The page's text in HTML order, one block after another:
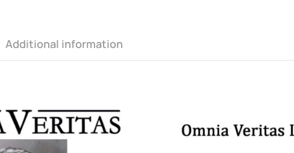
Additional information